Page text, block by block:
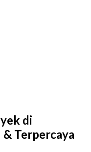
di
Terpercaya